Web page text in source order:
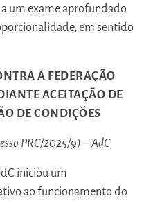
a um exame aprofundado
em sentido
A FEDERAÇÃO
ACEITAÇÃO DE
DE CONDIÇÕES
PRC/2025/9) – AdC
iniciou um
ao funcionamento do